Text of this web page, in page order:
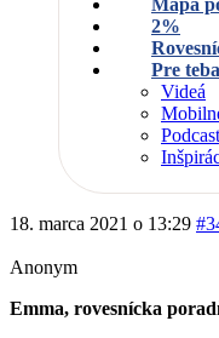
Mapa
2%
Pre teba
Videá
18. marca 2021 o 13:29
Anonym
Emma, rovesnícka